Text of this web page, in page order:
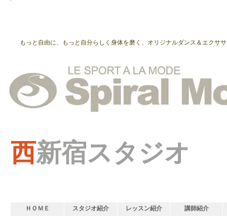
もっと自由に、もっと自分らしく身体を磨く、オリジナルダンス＆エクサ
西新宿スタジオ
ＨＯＭＥ スタジオ紹介 レッスン紹介 講師紹介